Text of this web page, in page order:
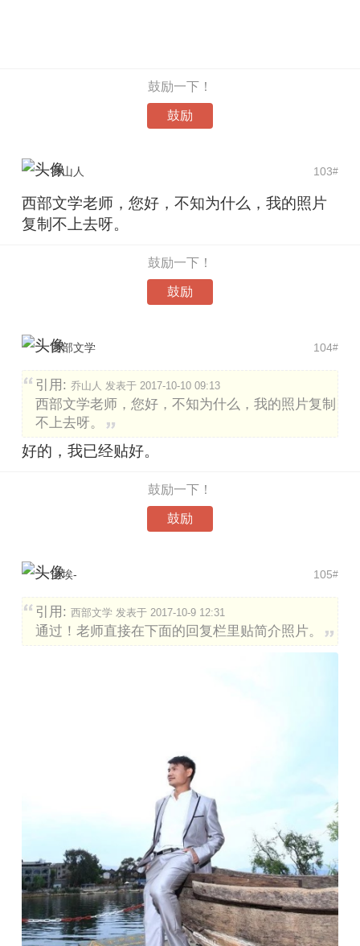
鼓励一下！
鼓励
103#
乔山人
西部文学老师，您好，不知为什么，我的照片
复制不上去呀。
鼓励一下！
鼓励
104#
西部文学
引用: 乔山人 发表于 2017-10-10 09:13
西部文学老师，您好，不知为什么，我的照片复制
不上去呀。
好的，我已经贴好。
鼓励一下！
鼓励
105#
尘埃-
引用: 西部文学 发表于 2017-10-9 12:31
通过！老师直接在下面的回复栏里贴简介照片。